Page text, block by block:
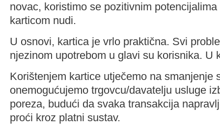
novac, koristimo se pozitivnim
karticom nudi.
U osnovi, kartica je vrlo praktična. Svi
njezinom upotrebom u glavi su korisnika. U
Korištenjem kartice utječemo na smanjenje
onemogućujemo trgovcu/davatelju usluge
poreza, budući da svaka transakcija
proći kroz platni sustav.